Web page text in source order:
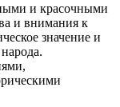
и красочными
и внимания к
значение и